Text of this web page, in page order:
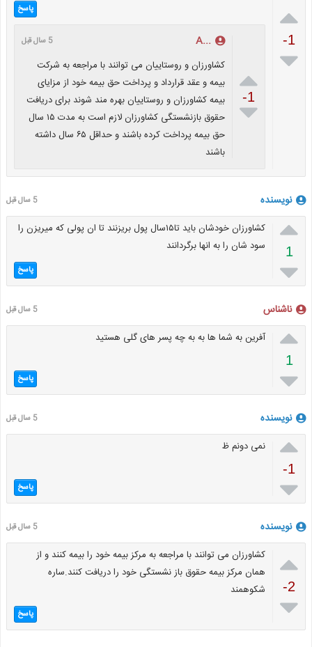

-1

پاسخ

-1

...A 5 سال قبل
کشاورزان و روستاییان می توانند با مراجعه به شرکت
بیمه و عقد قرارداد و پرداخت حق بیمه خود از مزایای
بیمه کشاورزان و روستاییان بهره مند شوند برای دریافت
حقوق بازنشستگی کشاورزان لازم است به مدت ۱۵ سال
حق بیمه پرداخت کرده باشند و حداقل ۶۵ سال داشته
باشند
نویسنده 5 سال قبل

1

کشاورزان خودشان باید تا۱۵سال پول بریزنند تا ان پولی که میریزن را
سود شان را به انها برگردانند
پاسخ
ناشناس 5 سال قبل

1

آفرین به شما ها به به چه پسر های گلی هستید
پاسخ
نویسنده 5 سال قبل

-1

نمی دونم ظ
پاسخ
نویسنده 5 سال قبل

-2

کشاورزان می توانند با مراجعه به مرکز بیمه خود را بیمه کنند و از
همان مرکز بیمه حقوق باز نشستگی خود را دریافت کنند.ساره
شکوهمند
پاسخ